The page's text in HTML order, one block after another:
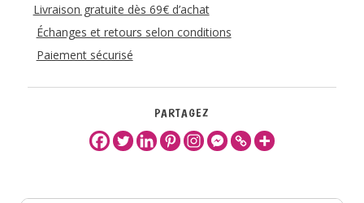
Livraison gratuite dès 69€ d’achat
Échanges et retours selon conditions
Paiement sécurisé
PARTAGEZ